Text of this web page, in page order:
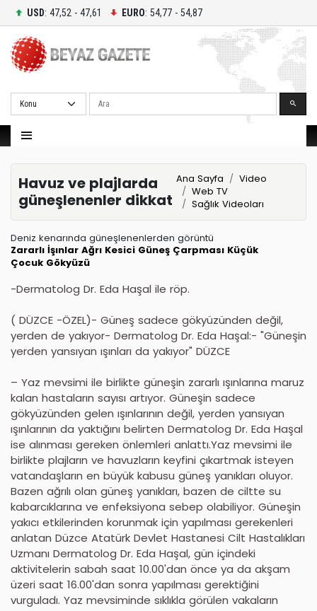
USD: 47,52 - 47,61 EURO: 54,77 - 54,87
Ara
Havuz ve plajlarda
güneşlenenler dikkat
Ana Sayfa
Video
Web TV
Sağlık Videoları
Deniz kenarında güneşlenenlerden görüntü
Zararlı İşınlar Ağrı Kesici Güneş Çarpması Küçük
Çocuk Gökyüzü
-Dermatolog Dr. Eda Haşal ile röp.
( DÜZCE -ÖZEL)- Güneş sadece gökyüzünden değil,
yerden de yakıyor- Dermatolog Dr. Eda Haşal:- "Güneşin
yerden yansıyan ışınları da yakıyor" DÜZCE
– Yaz mevsimi ile birlikte güneşin zararlı ışınlarına maruz
kalan hastaların sayısı artıyor. Güneşin sadece
gökyüzünden gelen ışınlarının değil, yerden yansıyan
ışınlarının da yaktığını belirten Dermatolog Dr. Eda Haşal
ise alınması gereken önlemleri anlattı.Yaz mevsimi ile
birlikte plajların ve havuzların keyfini çıkartmak isteyen
vatandaşların en büyük kabusu güneş yanıkları oluyor.
Bazen ağrılı olan güneş yanıkları, bazen de ciltte su
kabarcıklarına ve enfeksiyona sebep olabiliyor. Güneşin
yakıcı etkilerinden korunmak için yapılması gerekenleri
anlatan Düzce Atatürk Devlet Hastanesi Cilt Hastalıkları
Uzmanı Dermatolog Dr. Eda Haşal, gün içindeki
aktivitelerin sabah saat 10.00'dan önce ya da akşam
üzeri saat 16.00'dan sonra yapılması gerektiğini
vurguladı. Yaz mevsiminde sıklıkla görülen vakaların